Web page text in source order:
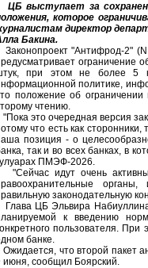
ЦБ выступает за
которое
директор
Бакина.
Законопроект "Антифрод-2"
ограничение
при этом не более 5
политике,
положение об
чтению.
"Пока это очередная версия
что есть как
позиция - о
так и во всех банках, в
ПМЭФ-2026.
"Сейчас идут очень
законодательную
Глава ЦБ Эльвира
к введению
пользователя.
банке.
Ожидается, что второй пакет
июня, сообщил Боярский.